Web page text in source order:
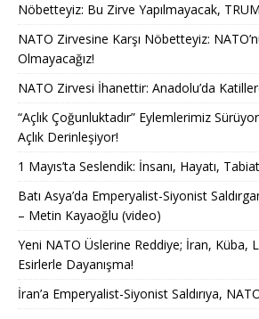
Nöbetteyiz: Bu Zirve Yapılmayacak,
NATO Zirvesine Karşı Nöbetteyiz:
Olmayacağız!
NATO Zirvesi İhanettir: Anadolu’da
“Açlık Çoğunluktadır” Eylemlerimiz
Açlık Derinleşiyor!
1 Mayıs’ta Seslendik: İnsanı, Hayatı,
Batı Asya’da Emperyalist-Siyonist
– Metin Kayaoğlu (video)
Yeni NATO Üslerine Reddiye; İran, Küba,
Esirlerle Dayanışma!
İran’a Emperyalist-Siyonist Saldırıya,